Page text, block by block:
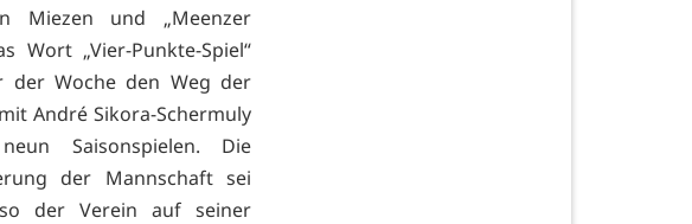
Miezen und „Meenzer
Wort „Vier-Punkte-Spiel“
der Woche den Weg der
André Sikora-Schermuly
Saisonspielen. Die
der Mannschaft sei
der Verein auf seiner